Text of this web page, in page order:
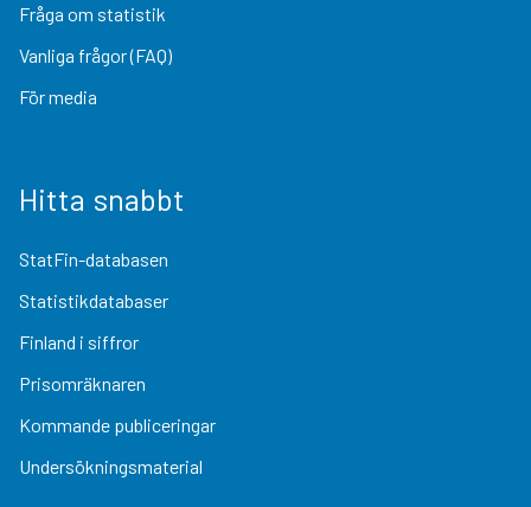
Fråga om statistik
Vanliga frågor (FAQ)
För media
Hitta snabbt
StatFin-databasen
Statistikdatabaser
Finland i siffror
Prisomräknaren
Kommande publiceringar
Undersökningsmaterial